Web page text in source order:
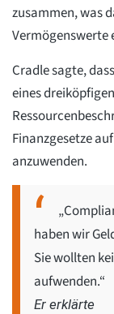
zusammen, was
Vermögenswerte
Cradle sagte,
eines
Finanzgesetze
anzuwenden.
haben wir
Sie wollten
aufwenden.“
Er erklärte